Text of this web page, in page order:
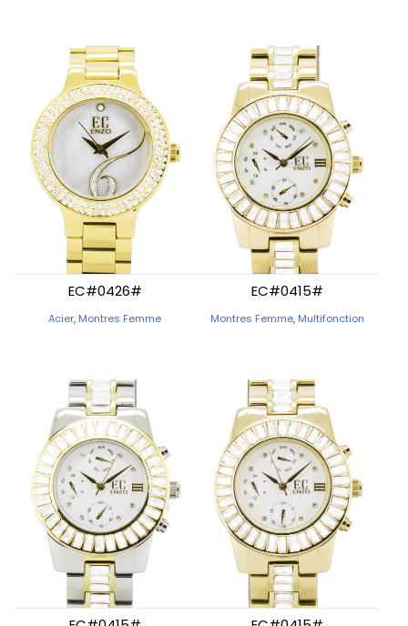
EC#0426#
Acier, Montres Femme
EC#0415#
Montres Femme, Multifonction